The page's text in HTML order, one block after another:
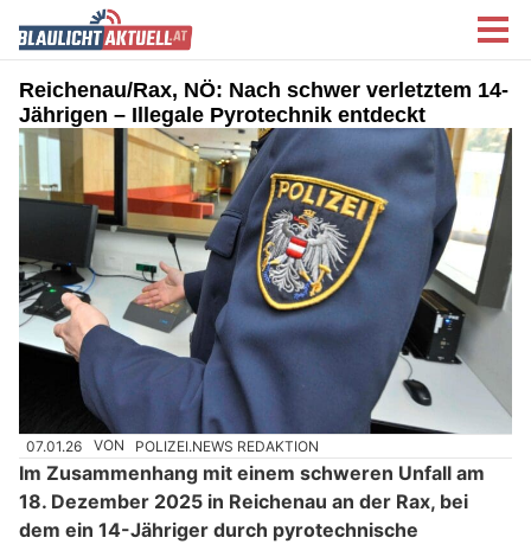
Reichenau/Rax, NÖ: Nach schwer verletztem 14-
Jährigen – Illegale Pyrotechnik entdeckt
07.01.26 VON POLIZEI.NEWS REDAKTION
Im Zusammenhang mit einem schweren Unfall am
18. Dezember 2025 in Reichenau an der Rax, bei
dem ein 14-Jähriger durch pyrotechnische